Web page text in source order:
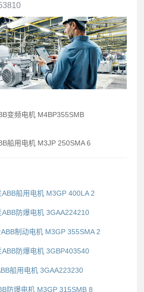
变频电机 M4BP355SMB
船用电机 M3JP 250SMA 6
船用电机 M3GP 400LA 2
防爆电机 3GAA224210
制动电机 M3GP 355SMA 2
防爆电机 3GBP403540
船用电机 3GAA223230
防爆电机 M3GP 315SMB 8